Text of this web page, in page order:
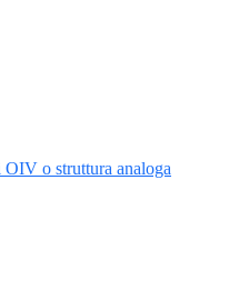
OIV o struttura analoga